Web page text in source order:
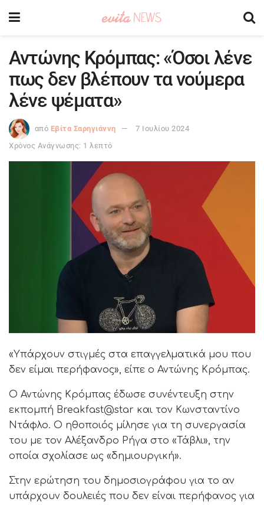
Αντώνης Κρόμπας: «Όσοι λένε
πως δεν βλέπουν τα νούμερα
λένε ψέματα»
από Εβίτα Σαρηγιάννη
7 Ιουλίου 2024
Χρόνος Ανάγνωσης: 1 λεπτό
«Υπάρχουν στιγμές στα επαγγελματικά μου που
δεν είμαι περήφανος», είπε ο Αντώνης Κρόμπας.
Ο Αντώνης Κρόμπας έδωσε συνέντευξη στην
εκπομπή Breakfast@star και τον Κωνσταντίνο
Ντάφλο. Ο ηθοποιός μίλησε για τη συνεργασία
του με τον Αλέξανδρο Ρήγα στο «Τάβλι», την
οποία σχολίασε ως «δημιουργική».
Στην ερώτηση του δημοσιογράφου για το αν
υπάρχουν δουλειές που δεν είναι περήφανος για